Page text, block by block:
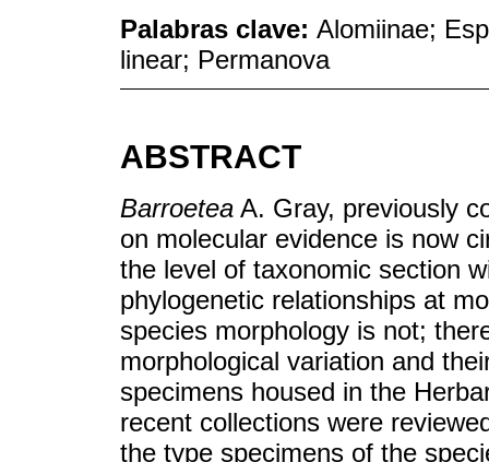
Palabras clave: Alomiinae;
linear; Permanova
ABSTRACT
Barroetea A. Gray, previously
on molecular evidence is now
the level of taxonomic section
phylogenetic relationships at
species morphology is not;
morphological variation and
specimens housed in the
recent collections were
the type specimens of the